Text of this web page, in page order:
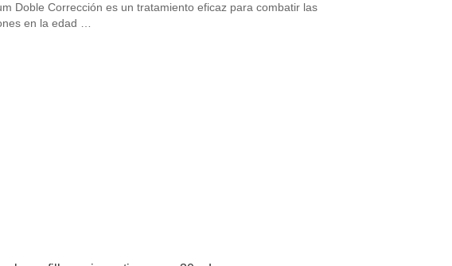
Doble Corrección es un tratamiento eficaz para combatir las
en la edad …